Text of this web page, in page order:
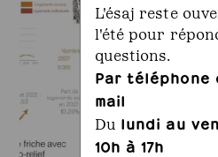
L'ésaj reste
l'été pour
questions.
Par téléphone
mail
Du lundi au
10h à 17h